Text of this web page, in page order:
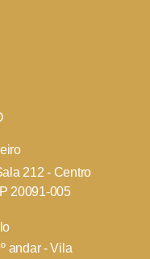
212 - Centro
20091-005
andar - Vila